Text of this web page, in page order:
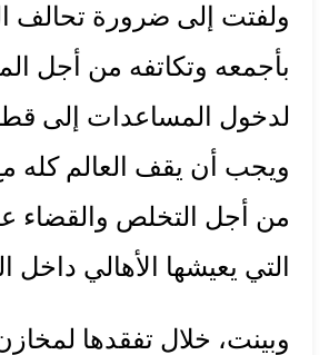
ولفتت إلى ضرورة تحالف
بأجمعه وتكاتفه من أجل
لدخول المساعدات إلى
ويجب أن يقف العالم كله
من أجل التخلص والقضاء
التي يعيشها الأهالي داخل
وبينت، خلال تفقدها